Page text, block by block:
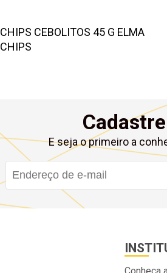
CHIPS CEBOLITOS 45 G ELMA
CHIPS
E seja o primeiro a